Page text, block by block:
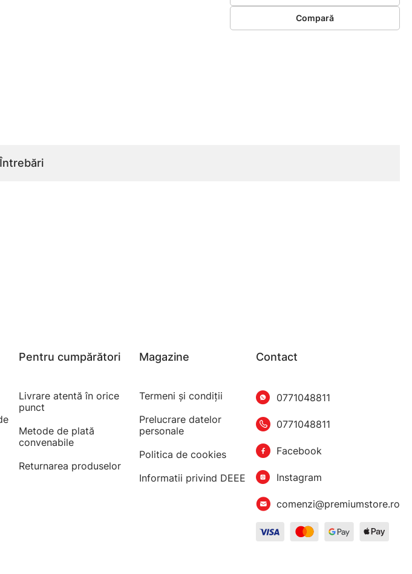
Compară
Întrebări
Pentru cumpărători
Livrare atentă în orice
punct
Metode de plată
convenabile
Returnarea produselor
Magazine
Termeni şi condiţii
Prelucrare datelor
personale
Politica de cookies
Informatii privind DEEE
Contact
0771048811
0771048811
Facebook
Instagram
comenzi@premiumstore.ro